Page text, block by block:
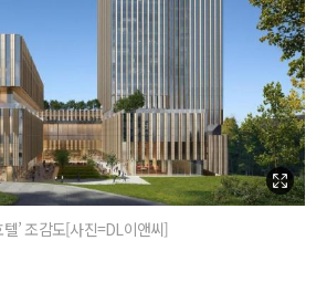
’ 조감도[사진=DL이앤씨]